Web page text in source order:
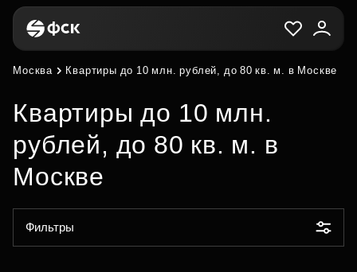
Москва Квартиры до 10 млн. рублей, до 80 кв. м. в Москве
Квартиры до 10 млн.
рублей, до 80 кв. м. в
Москве
Фильтры